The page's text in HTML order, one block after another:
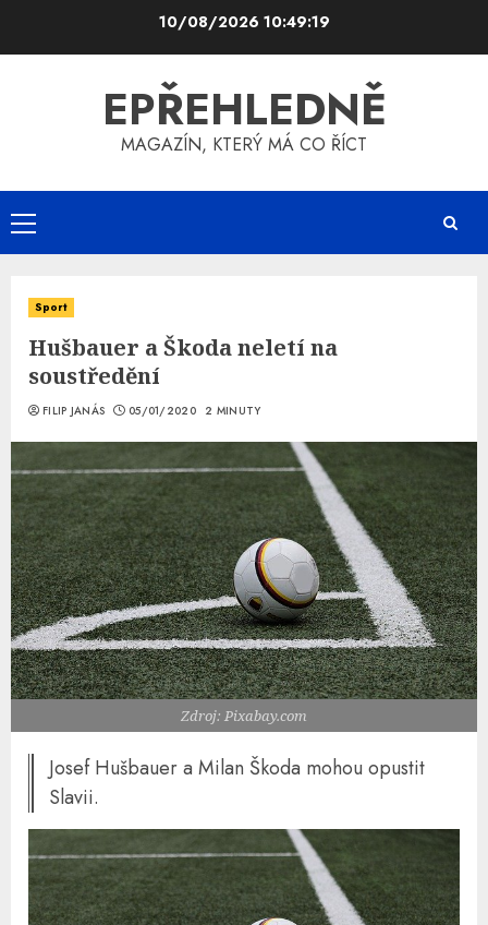
10/08/2026 10:49:20
EPŘEHLEDNĚ
MAGAZÍN, KTERÝ MÁ CO ŘÍCT
Primary
Menu
Sport
Hušbauer a Škoda neletí na
soustředění
FILIP JANÁS 05/01/2020 2 MINUTY
Zdroj: Pixabay.com
Josef Hušbauer a Milan Škoda mohou opustit
Slavii.